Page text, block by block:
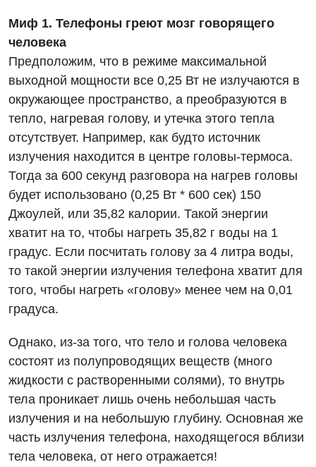
Миф 1. Телефоны греют мозг говорящего
человека
Предположим, что в режиме максимальной
выходной мощности все 0,25 Вт не излучаются в
окружающее пространство, а преобразуются в
тепло, нагревая голову, и утечка этого тепла
отсутствует. Например, как будто источник
излучения находится в центре головы-термоса.
Тогда за 600 секунд разговора на нагрев головы
будет использовано (0,25 Вт * 600 сек) 150
Джоулей, или 35,82 калории. Такой энергии
хватит на то, чтобы нагреть 35,82 г воды на 1
градус. Если посчитать голову за 4 литра воды,
то такой энергии излучения телефона хватит для
того, чтобы нагреть «голову» менее чем на 0,01
градуса.
Однако, из-за того, что тело и голова человека
состоят из полупроводящих веществ (много
жидкости с растворенными солями), то внутрь
тела проникает лишь очень небольшая часть
излучения и на небольшую глубину. Основная же
часть излучения телефона, находящегося вблизи
тела человека, от него отражается!